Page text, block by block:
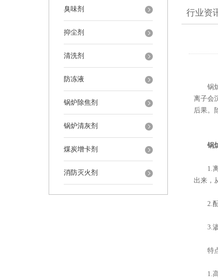
臭味剂
抑尘剂
清洗剂
防冻液
锅炉除焦剂
锅炉清灰剂
煤炭增卡剂
消防灭火剂
行业资
锅炉
离子会
后果。
锅
1.离
出来，
2.配
3.渗
特
1.高